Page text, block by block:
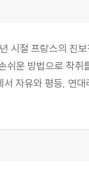
시절 프랑스의 진
쉬운 방법으로 착취
자유와 평등, 연